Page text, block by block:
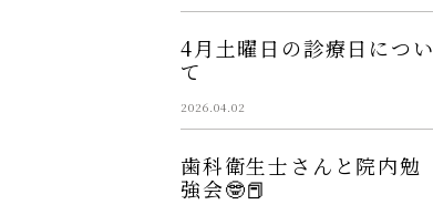
4月土曜日の診療日につい
て
2026.04.02
歯科衛生士さんと院内勉
強会🤓📕